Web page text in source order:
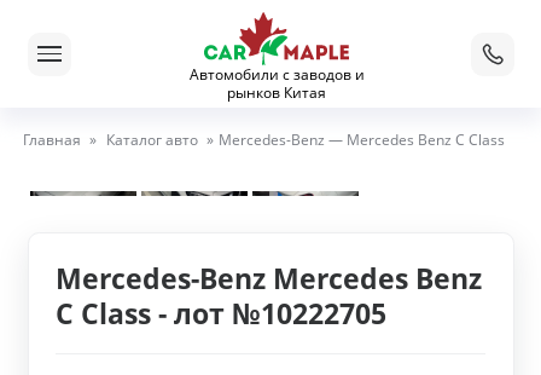
Автомобили с заводов и
рынков Китая
Главная » Каталог авто » Mercedes-Benz — Mercedes Benz C Class
Mercedes-Benz Mercedes Benz
C Class - лот №10222705